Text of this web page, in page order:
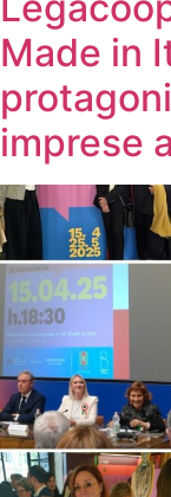
Made in
imprese